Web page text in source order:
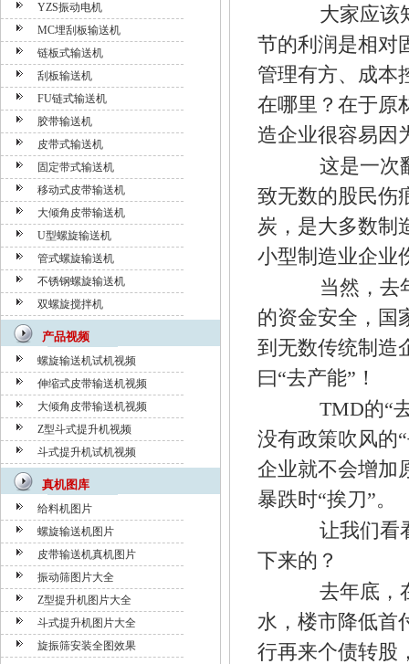
大家应该知
节的利润是相对
管理有方、成本
在哪里？在于
造企业很容易因
这是一次翻
致无数的股民伤
炭，是大多数制
小型制造业企业
当然，去年
的资金安全，国
到无数传统制造
曰“去产能”！
TMD的“去
没有政策吹风的
企业就不会增加
暴跌时“挨刀”。
让我们看看
下来的？
去年底，在
水，楼市降低首
行再来个债转股
YZS振动电机
MC埋刮板输送机
链板式输送机
刮板输送机
FU链式输送机
胶带输送机
皮带式输送机
固定带式输送机
移动式皮带输送机
大倾角皮带输送机
U型螺旋输送机
管式螺旋输送机
不锈钢螺旋输送机
双螺旋搅拌机
产品视频
螺旋输送机试机视频
伸缩式皮带输送机视频
大倾角皮带输送机视频
Z型斗式提升机视频
斗式提升机试机视频
真机图库
给料机图片
螺旋输送机图片
皮带输送机真机图片
振动筛图片大全
Z型提升机图片大全
斗式提升机图片大全
旋振筛安装全图效果